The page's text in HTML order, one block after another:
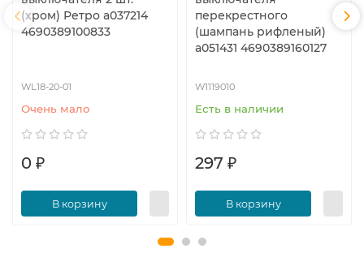
(хром) Ретро a037214
4690389100833
WL18-20-01
Очень мало
0 ₽
В корзину
перекрестного
(шампань рифленый)
a051431 4690389160127
W1119010
Есть в наличии
297 ₽
В корзину